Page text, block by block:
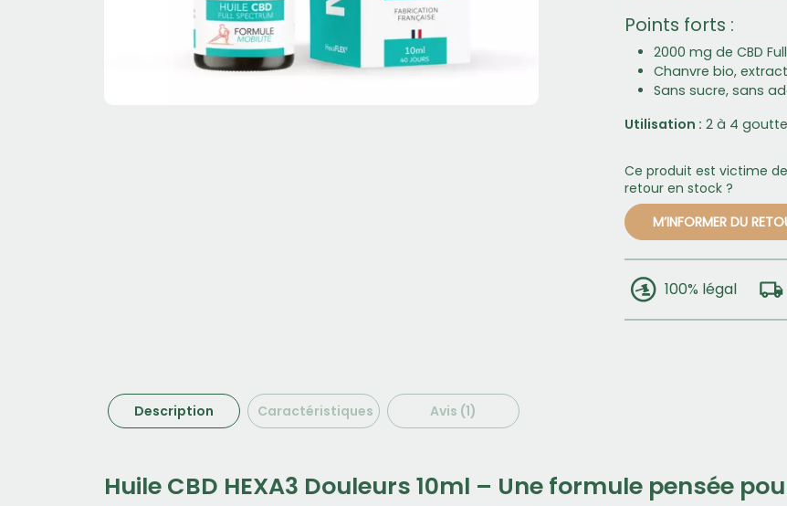
Points forts :
2000 mg de CBD
Chanvre bio,
Sans sucre, sans
Utilisation : 2 à 4
Ce produit est victime
retour en stock ?
M’INFORMER DU
100% légal
Description Caractéristiques Avis (1)
Huile CBD HEXA3 Douleurs 10ml – Une formule pensée